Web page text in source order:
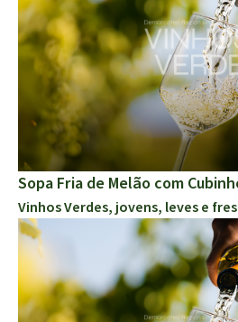
Sopa Fria de Melão com
Vinhos Verdes, jovens, leves e